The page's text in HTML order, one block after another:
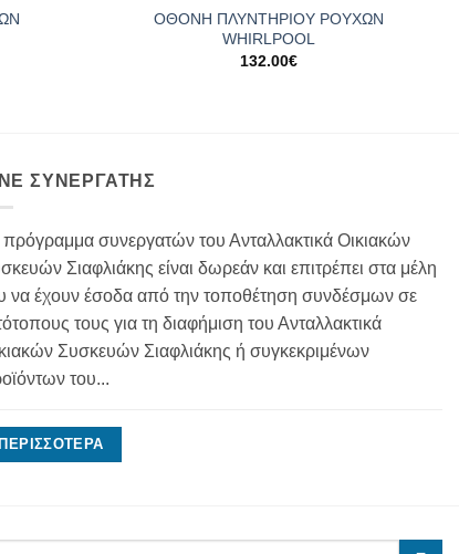
ΟΘΟΝΗ ΠΛΥΝΤΗΡΙΟΥ ΡΟΥΧΩΝ
WHIRLPOOL
132.00€
ΣΥΝΕΡΓΆΤΗΣ
συνεργατών του Ανταλλακτικά Οικιακών
Σιαφλιάκης είναι δωρεάν και επιτρέπει στα μέλη
να έχουν έσοδα από την τοποθέτηση συνδέσμων σε
τους για τη διαφήμιση του Ανταλλακτικά
Συσκευών Σιαφλιάκης ή συγκεκριμένων
του...
ΠΕΡΙΣΣΌΤΕΡΑ